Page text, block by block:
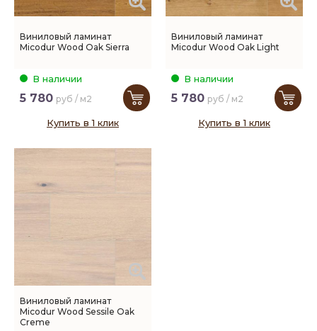
Виниловый ламинат
Micodur Wood Oak Sierra
В наличии
5 780 руб / м2
Купить в 1 клик
Виниловый ламинат
Micodur Wood Oak Light
В наличии
5 780 руб / м2
Купить в 1 клик
Виниловый ламинат
Micodur Wood Sessile Oak
Creme